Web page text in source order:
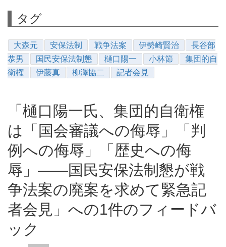
タグ
大森元 安保法制 戦争法案 伊勢崎賢治
長谷部
恭男
国民安保法制懇 樋口陽一 小林節
集団的自
衛権
伊藤真 柳澤協二 記者会見
「樋口陽一氏、集団的自衛権
は「国会審議への侮辱」「判
例への侮辱」「歴史への侮
辱」――国民安保法制懇が戦
争法案の廃案を求めて緊急記
者会見」への1件のフィードバ
ック